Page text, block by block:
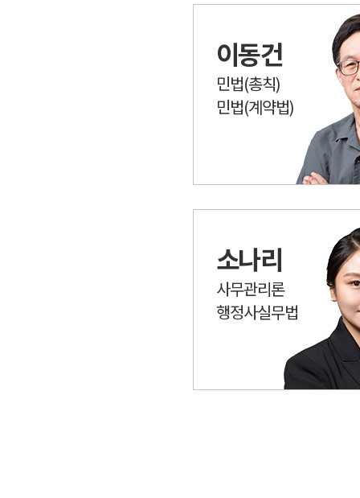
이동건
민법(총칙)
민법(계약법)
소나리
사무관리론
행정사실무법